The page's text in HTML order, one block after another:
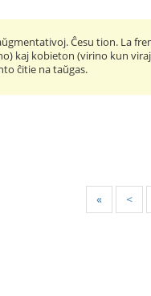
Ĉesu tion. La
kaj kobieton (virino kun
ĉitie na taŭgas.
« <